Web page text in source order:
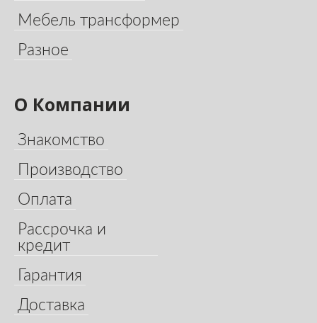
Мебель трансформер
Разное
О Компании
Знакомство
Производство
Оплата
Рассрочка и
кредит
Гарантия
Доставка